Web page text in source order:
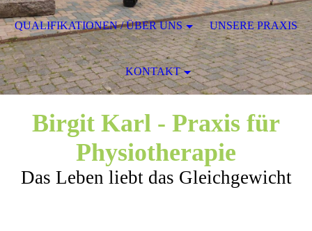
Birgit Karl - Praxis für
Physiotherapie
Das Leben liebt das Gleichgewicht
QUALIFIKATIONEN / ÜBER UNS UNSERE PRAXIS
KONTAKT